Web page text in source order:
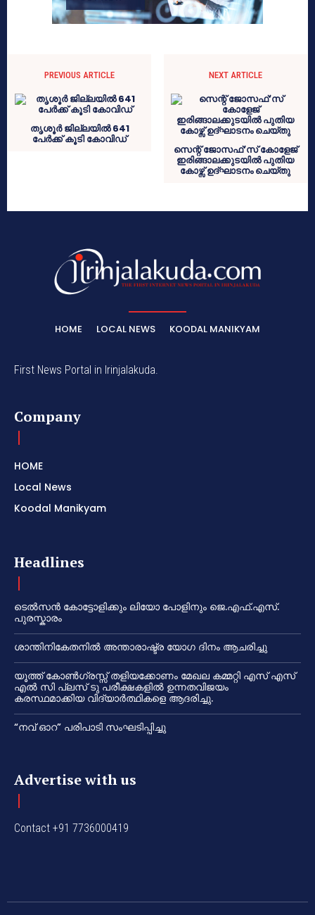
PREVIOUS ARTICLE
തൃശൂർ ജില്ലയിൽ 641
പേർക്ക് കൂടി കോവിഡ്
NEXT ARTICLE
സെന്റ് ജോസഫ്’സ് കോളേജ്
ഇരിങ്ങാലക്കുടയിൽ പുതിയ
കോഴ്സ് ഉദ്‌ഘാടനം ചെയ്തു
HOME LOCAL NEWS KOODAL MANIKYAM
First News Portal in Irinjalakuda.
Company
HOME
Local News
Koodal Manikyam
Headlines
ടെൽസൻ കോട്ടോളിക്കും ലിയോ പോളിനും ജെ.എഫ്.എസ്.
പുരസ്കാരം
ശാന്തിനികേതനിൽ അന്താരാഷ്ട്ര യോഗ ദിനം ആചരിച്ചു
യൂത്ത് കോൺഗ്രസ്സ് തളിയക്കോണം മേഖല കമ്മറ്റി എസ് എസ്
എൽ സി പ്ലസ് ടു പരീക്ഷകളിൽ ഉന്നതവിജയം
കരസ്ഥമാക്കിയ വിദ്യാർത്ഥികളെ ആദരിച്ചു.
“നവ് ഓറ” പരിപാടി സംഘടിപ്പിച്ചു
Advertise with us
Contact +91 7736000419